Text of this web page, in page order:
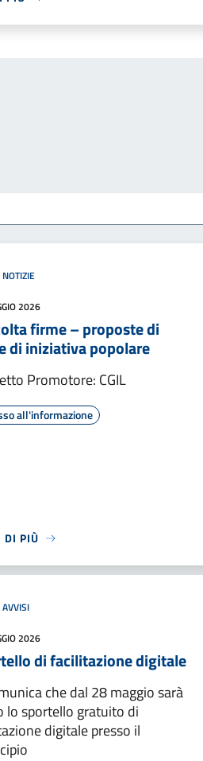
NOTIZIE
2026
firme – proposte di
di iniziativa popolare
Promotore: CGIL
all'informazione
DI PIÙ
AVVISI
2026
di facilitazione digitale
che dal 28 maggio sarà
lo sportello gratuito di
digitale presso il